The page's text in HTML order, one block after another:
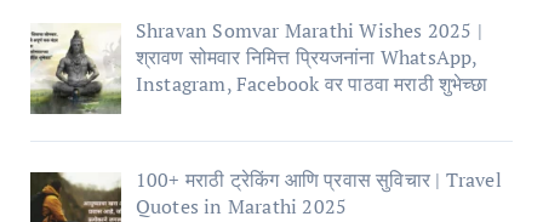
Shravan Somvar Marathi Wishes 2025 |
श्रावण सोमवार निमित्त प्रियजनांना WhatsApp,
Instagram, Facebook वर पाठवा मराठी शुभेच्छा
100+ मराठी ट्रेकिंग आणि प्रवास सुविचार | Travel
Quotes in Marathi 2025